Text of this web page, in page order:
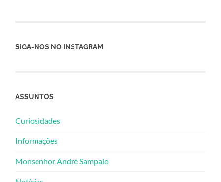
SIGA-NOS NO INSTAGRAM
ASSUNTOS
Curiosidades
Informações
Monsenhor André Sampaio